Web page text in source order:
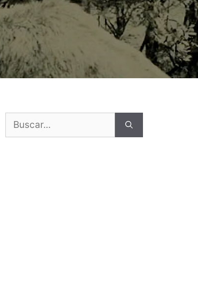
Buscar: